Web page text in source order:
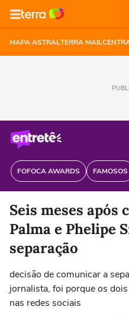
MAPA ASTRALTERRA MAIL
FOFOCA AWARDS FAMOSOS
Seis meses após
Palma e Phelipe
separação
decisão de comunicar a
jornalista, foi porque os
nas redes sociais